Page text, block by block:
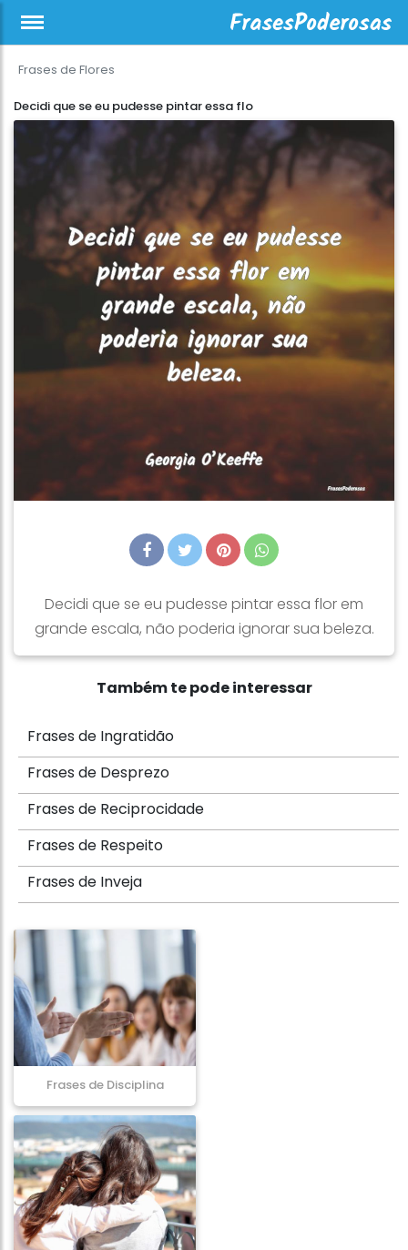
Frases de Flores
Decidi que se eu pudesse pintar essa flo
Decidi que se eu pudesse pintar essa flor em
grande escala, não poderia ignorar sua beleza.
Também te pode interessar
Frases de Ingratidão
Frases de Desprezo
Frases de Reciprocidade
Frases de Respeito
Frases de Inveja
Frases de Disciplina